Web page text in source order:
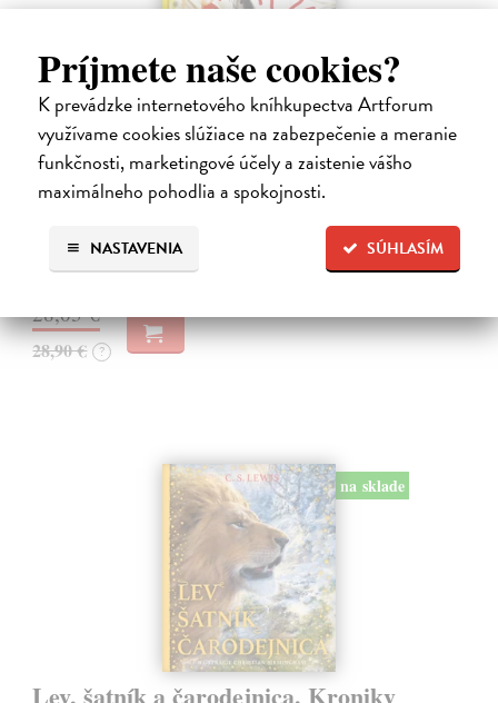
Príjmete naše cookies?
K prevádzke internetového kníhkupectva Artforum
využívame cookies slúžiace na zabezpečenie a meranie
funkčnosti, marketingové účely a zaistenie vášho
maximálneho pohodlia a spokojnosti.
SÚHLASÍM
NASTAVENIA
Alica a hmyz
Dúbravský Andrej| Kniha
Alica je zvedavá mačka, ktorá býva so zvedavým Andrejom. Obaja sú
fascinovaní ríšou hmyzu.
Na sklade ?
28,03 €
28,90 € ?
na sklade